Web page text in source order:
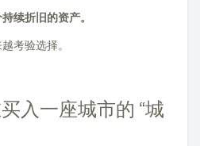
续折旧的资产。
考验选择。
入一座城市的 “城